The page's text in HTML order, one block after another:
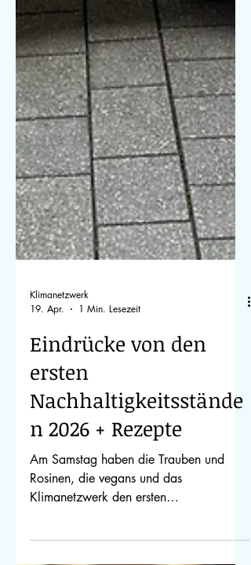
Klimanetzwerk
19. Apr.
1 Min. Lesezeit
Eindrücke von den
ersten
Nachhaltigkeitsstände
n 2026 + Rezepte
Am Samstag haben die Trauben und
Klimanetzwerk den ersten